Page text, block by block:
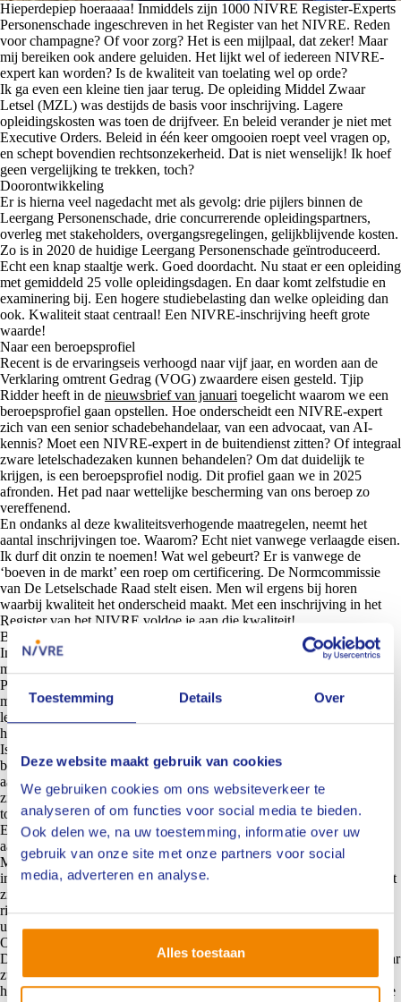
Toestemming Details Over
Deze website maakt gebruik van cookies
We gebruiken cookies om ons websiteverkeer te
analyseren of om functies voor social media te bieden.
Ook delen we, na uw toestemming, informatie over uw
gebruik van onze site met onze partners voor social
media, adverteren en analyse.
Alles toestaan
Hieperdepiep hoeraaaa! Inmiddels zijn 1000 NIVRE Register-Experts
Personenschade ingeschreven in het Register van het NIVRE. Reden
voor champagne? Of voor zorg? Het is een mijlpaal, dat zeker! Maar
mij bereiken ook andere geluiden. Het lijkt wel of iedereen NIVRE-
expert kan worden? Is de kwaliteit van toelating wel op orde?
Ik ga even een kleine tien jaar terug. De opleiding Middel Zwaar
Letsel (MZL) was destijds de basis voor inschrijving. Lagere
opleidingskosten was toen de drijfveer. En beleid verander je niet met
Executive Orders. Beleid in één keer omgooien roept veel vragen op,
en schept bovendien rechtsonzekerheid. Dat is niet wenselijk! Ik hoef
geen vergelijking te trekken, toch?
Doorontwikkeling
Er is hierna veel nagedacht met als gevolg: drie pijlers binnen de
Leergang Personenschade, drie concurrerende opleidingspartners,
overleg met stakeholders, overgangsregelingen, gelijkblijvende kosten.
Zo is in 2020 de huidige Leergang Personenschade geïntroduceerd.
Echt een knap staaltje werk. Goed doordacht. Nu staat er een opleiding
met gemiddeld 25 volle opleidingsdagen. En daar komt zelfstudie en
examinering bij. Een hogere studiebelasting dan welke opleiding dan
ook. Kwaliteit staat centraal! Een NIVRE-inschrijving heeft grote
waarde!
Naar een beroepsprofiel
Recent is de ervaringseis verhoogd naar vijf jaar, en worden aan de
Verklaring omtrent Gedrag (VOG) zwaardere eisen gesteld. Tjip
Ridder heeft in de nieuwsbrief van januari toegelicht waarom we een
beroepsprofiel gaan opstellen. Hoe onderscheidt een NIVRE-expert
zich van een senior schadebehandelaar, van een advocaat, van AI-
kennis? Moet een NIVRE-expert in de buitendienst zitten? Of integraal
zware letelschadezaken kunnen behandelen? Om dat duidelijk te
krijgen, is een beroepsprofiel nodig. Dit profiel gaan we in 2025
afronden. Het pad naar wettelijke bescherming van ons beroep zo
vereffenend.
En ondanks al deze kwaliteitsverhogende maatregelen, neemt het
aantal inschrijvingen toe. Waarom? Echt niet vanwege verlaagde eisen.
Ik durf dit onzin te noemen! Wat wel gebeurt? Er is vanwege de
‘boeven in de markt’ een roep om certificering. De Normcommissie
van De Letselschade Raad stelt eisen. Men wil ergens bij horen
waarbij kwaliteit het onderscheid maakt. Met een inschrijving in het
Register van het NIVRE voldoe je aan die kwaliteit!
Borging en verhoging kwaliteit
In 2025 gaan we voor borging en verhoging van kwaliteit. We gaan
met onze opleidingspartners in gesprek om de Leergang
Personenschade te verbeteren. We gaan parallel ons PE-systeem
moderniseren. Meer variatie in de PE-eisen. Dat moet in 2025 gaan
leiden tot de opzet van een individueel competentiedossier in lijn met
het eerder genoemde beroepsprofiel.
Is een NIVRE-expert Personenschade voldoende geschoold om een
bedrijfsongeval te onderzoeken? Is het recherche werk? Of gericht
aansprakelijkheidsonderzoek? En hoe verhouden deze kwalificaties
zich met elkaar? Is de wet Particuliere Recherchebureaus hierop van
toepassing? En strijdt dit met commerciële belangen?
En als we dan rapporteren over de toedracht van een bedrijfsongeval,
aan wie mag dit rapport dan krachtens de AVG worden toegezonden?
Mogen makelaars en eigen risicodragers de volledige rapportage
inzien? Of is toestemming van een gelaedeerde noodzakelijk? Ook dat
zijn beleidsvraagstukken waaromtrent we in 2025 een duidelijke
richtlijn willen ontwerpen. De markt vraagt om duidelijkheid en
uniformiteit.
Oproep nieuwe bestuursleden
Druk, druk, druk. We zitten dit jaar nog met negen bestuursleden, maar
zullen eindigen met vier bestuursleden. Deels einde
houdbaarheidsdatum, deels ook eigen keuze. Dus vandaar de vacature